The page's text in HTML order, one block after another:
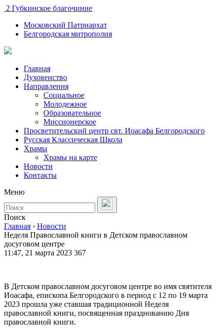
2 Губкинское благочиние
Московский Патриархат
Белгородская митрополия
Главная
Духовенство
Направления
Социальное
Молодежное
Образовательное
Миссионерское
Просветительский центр свт. Иоасафа Белгородского
Русская Классическая Школа
Храмы
Храмы на карте
Новости
Контакты
Меню
Поиск
Главная › Новости
Неделя Православной книги в Детском православном
досуговом центре
11:47, 21 марта 2023 367
В Детском православном досуговом центре во имя святителя
Иоасафа, епископа Белгородского в период с 12 по 19 марта
2023 прошла уже ставшая традиционной Неделя
православной книги, посвященная празднованию Дня
православной книги.